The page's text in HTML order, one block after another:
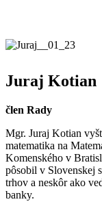
Juraj Kotian
člen Rady
Mgr. Juraj Kotian
matematika na
Komenského v
pôsobil v Slovenskej
trhov a neskôr ako
banky.